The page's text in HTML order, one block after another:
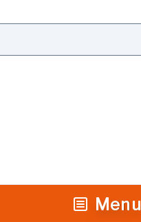
Menu